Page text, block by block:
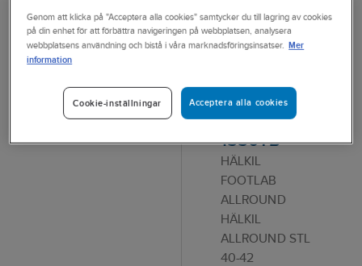
Tjänster
Kataloger
Ahlsell Produkter Personligt skydd Skor
Sulor och tillbehör
Tillbehör till skor
Hälkil
Adapt
1550TB
HÄLKIL
FOOTLAB
ALLROUND
HÄLKIL
ALLROUND STL
40-42
Genom att klicka på "Acceptera alla cookies" samtycker du till lagring av cookies
på din enhet för att förbättra navigeringen på webbplatsen, analysera
webbplatsens användning och bistå i våra marknadsföringsinsatser. Mer
information
Acceptera alla cookies
Cookie-inställningar